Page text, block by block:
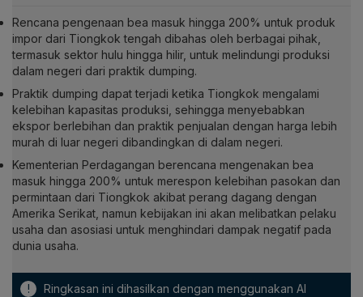
Rencana pengenaan bea masuk hingga 200% untuk produk
impor dari Tiongkok tengah dibahas oleh berbagai pihak,
termasuk sektor hulu hingga hilir, untuk melindungi produksi
dalam negeri dari praktik dumping.
Praktik dumping dapat terjadi ketika Tiongkok mengalami
kelebihan kapasitas produksi, sehingga menyebabkan
ekspor berlebihan dan praktik penjualan dengan harga lebih
murah di luar negeri dibandingkan di dalam negeri.
Kementerian Perdagangan berencana mengenakan bea
masuk hingga 200% untuk merespon kelebihan pasokan dan
permintaan dari Tiongkok akibat perang dagang dengan
Amerika Serikat, namun kebijakan ini akan melibatkan pelaku
usaha dan asosiasi untuk menghindari dampak negatif pada
dunia usaha.
! Ringkasan ini dihasilkan dengan menggunakan AI